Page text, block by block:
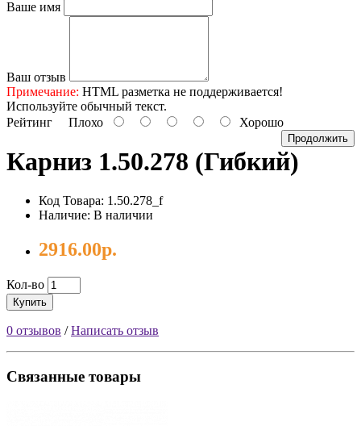
Ваше имя
Ваш отзыв
Примечание: HTML разметка не поддерживается!
Используйте обычный текст.
Рейтинг Плохо Хорошо
Продолжить
Карниз 1.50.278 (гибкий)
Код Товара: 1.50.278_f
Наличие: В наличии
2916.00р.
Кол-во
Купить
0 отзывов /Написать отзыв
Связанные товары